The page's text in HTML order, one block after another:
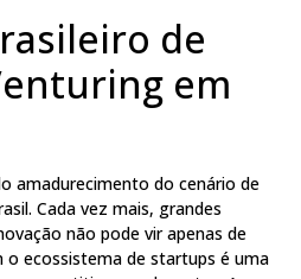
de
em
amadurecimento do cenário de
Cada vez mais, grandes
não pode vir apenas de
ecossistema de startups é uma